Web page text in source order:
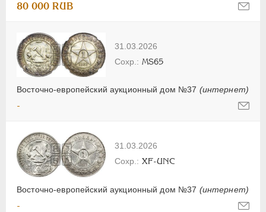
80 000 RUB
31.03.2026
Восточно-европейский аукционный дом №37 (интернет)
MS65
-
31.03.2026
Восточно-европейский аукционный дом №37 (интернет)
XF-UNC
-